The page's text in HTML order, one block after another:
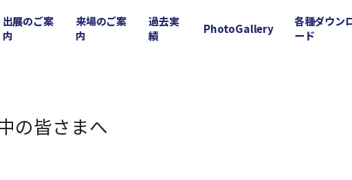
出展のご案
内
来場のご案
内
過去実
績
PhotoGallery
各種ダウン
ード
の皆さまへ